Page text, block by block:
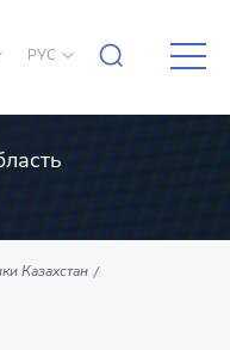
РУС
Казахстан